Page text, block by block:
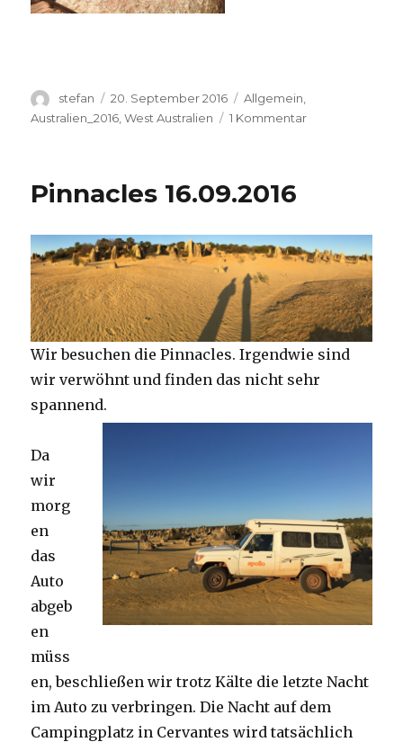
Autor
stefan
Veröffentlicht
am
20. September 2016 Kategorien
Allgemein,
Australien_2016 ,West Australien 1 Kommentarzu
Pinnacles 16.09.2016
Wir besuchen die Pinnacles. Irgendwie sind
wir verwöhnt und finden das nicht sehr
spannend.
Da
wir
morg
en
das
Auto
abgeb
en
müss
en, beschließen wir trotz Kälte die letzte Nacht
im Auto zu verbringen. Die Nacht auf dem
Campingplatz in Cervantes wird tatsächlich